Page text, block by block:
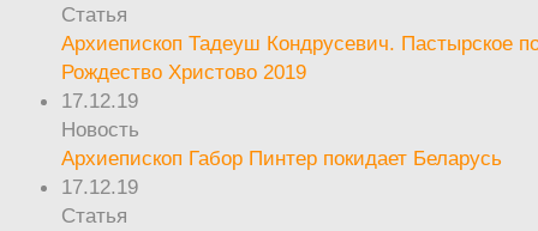
Статья
Архиепископ Тадеуш Кондрусевич. Пастырское
Рождество Христово 2019
17.12.19
Новость
Архиепископ Габор Пинтер покидает Беларусь
17.12.19
Статья